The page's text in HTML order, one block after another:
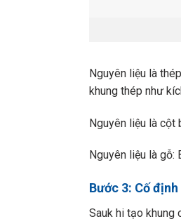
Nguyên liệu là
khung thép như
Nguyên liệu là cột
Nguyên liệu là gỗ:
Bước 3: Cố
Sauk hi tạo khung